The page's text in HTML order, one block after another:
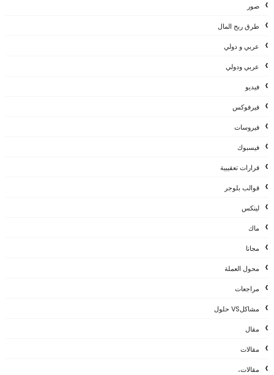
صور
طرق ربح المال
عربي و دولي
عربي ودولي
فيديو
فيرفوكس
فيروسات
فيسبوك
قرارات تعقيبية
قوالب بلوجر
لينكس
ماك
مجانا
محول العملة
مراجعات
مشاكلVS حلول
مقال
مقالات
مقالات،